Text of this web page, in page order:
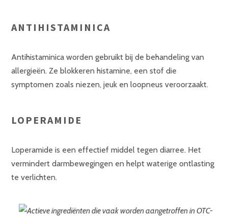
ANTIHISTAMINICA
Antihistaminica worden gebruikt bij de behandeling van
allergieën. Ze blokkeren histamine, een stof die
symptomen zoals niezen, jeuk en loopneus veroorzaakt.
LOPERAMIDE
Loperamide is een effectief middel tegen diarree. Het
vermindert darmbewegingen en helpt waterige ontlasting
te verlichten.